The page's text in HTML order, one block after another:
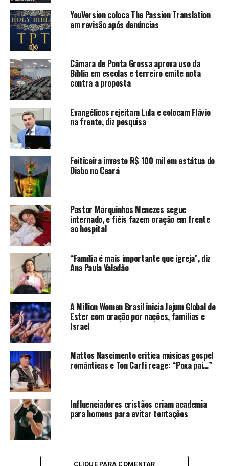
YouVersion coloca The Passion Translation
em revisão após denúncias
Câmara de Ponta Grossa aprova uso da
Bíblia em escolas e terreiro emite nota
contra a proposta
Evangélicos rejeitam Lula e colocam Flávio
na frente, diz pesquisa
Feiticeira investe R$ 100 mil em estátua do
Diabo no Ceará
Pastor Marquinhos Menezes segue
internado, e fiéis fazem oração em frente
ao hospital
“Família é mais importante que igreja”, diz
Ana Paula Valadão
A Million Women Brasil inicia Jejum Global de
Ester com oração por nações, famílias e
Israel
Mattos Nascimento critica músicas gospel
românticas e Ton Carfi reage: “Poxa pai…”
Influenciadores cristãos criam academia
para homens para evitar tentações
CLIQUE PARA COMENTAR